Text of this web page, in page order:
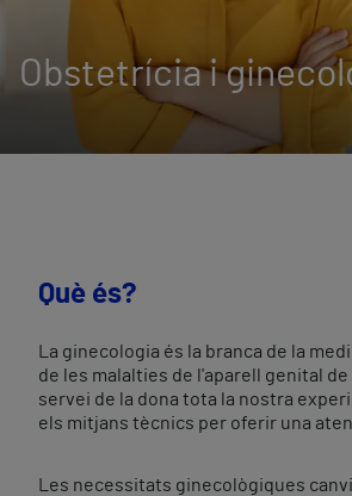
Obstetrícia i
Què és?
La ginecologia és la branca de la
de les malalties de l'aparell genital de
servei de la dona tota la nostra
els mitjans tècnics per oferir una
Les necessitats ginecològiques